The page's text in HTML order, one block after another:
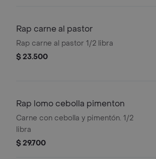
Rap carne al pastor
Rap carne al pastor 1/2 libra
$ 23.500
Rap lomo cebolla pimenton
Carne con cebolla y pimentón. 1/2
libra
$ 29.700